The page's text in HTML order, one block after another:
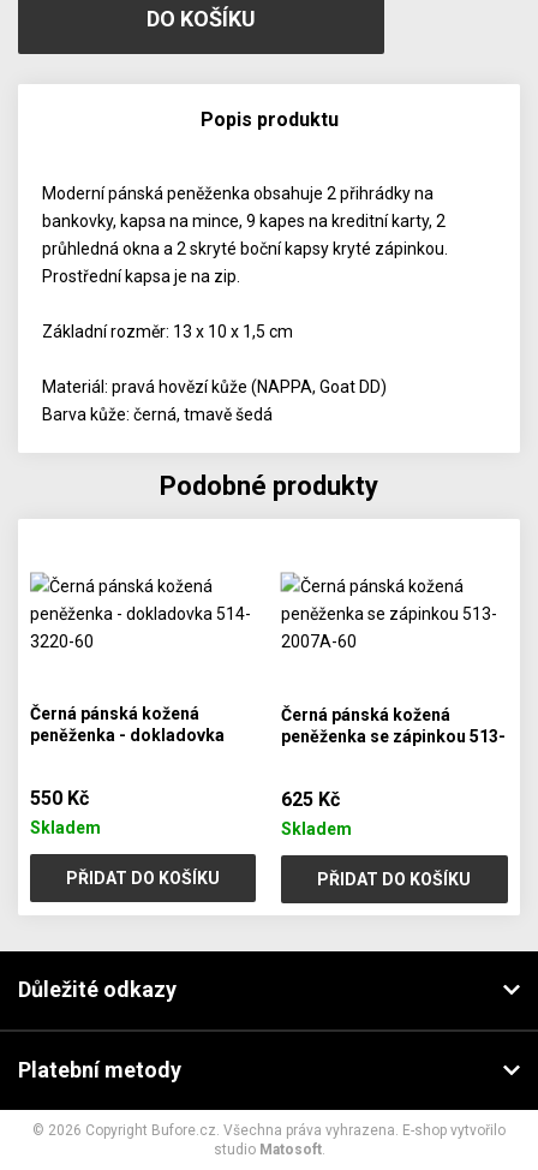
Popis produktu
Moderní pánská peněženka obsahuje 2 přihrádky na
bankovky, kapsa na mince, 9 kapes na kreditní karty, 2
průhledná okna a 2 skryté boční kapsy kryté zápinkou.
Prostřední kapsa je na zip.
Základní rozměr: 13 x 10 x 1,5 cm
Materiál: pravá hovězí kůže (NAPPA, Goat DD)
Barva kůže: černá, tmavě šedá
Podobné produkty
Černá pánská kožená
peněženka - dokladovka
550 Kč
Skladem
PŘIDAT DO KOŠÍKU
Černá pánská kožená
peněženka se zápinkou 513-
625 Kč
Skladem
PŘIDAT DO KOŠÍKU
Důležité odkazy
Platební metody
© 2026 Copyright Bufore.cz. Všechna práva vyhrazena. E-shop vytvořilo
studio Matosoft.